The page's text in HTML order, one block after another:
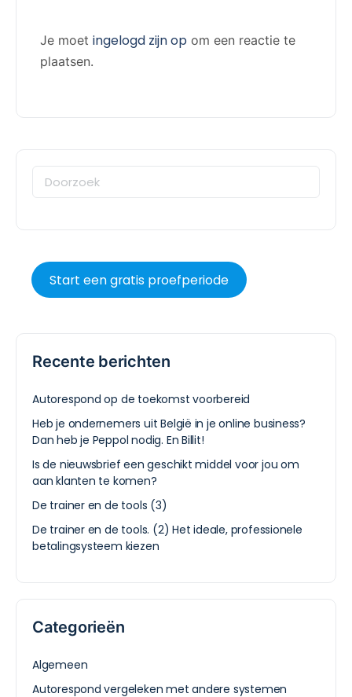
Je moet ingelogd zijn op om een reactie te
plaatsen.
Start een gratis proefperiode
Recente berichten
Autorespond op de toekomst voorbereid
Heb je ondernemers uit België in je online business?
Dan heb je Peppol nodig. En Billit!
Is de nieuwsbrief een geschikt middel voor jou om
aan klanten te komen?
De trainer en de tools (3)
De trainer en de tools. (2) Het ideale, professionele
betalingsysteem kiezen
Categorieën
Algemeen
Autorespond vergeleken met andere systemen